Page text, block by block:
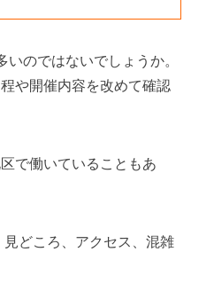
のではないでしょうか。
や開催内容を改めて確認
で働いていることもあ
どころ、アクセス、混雑